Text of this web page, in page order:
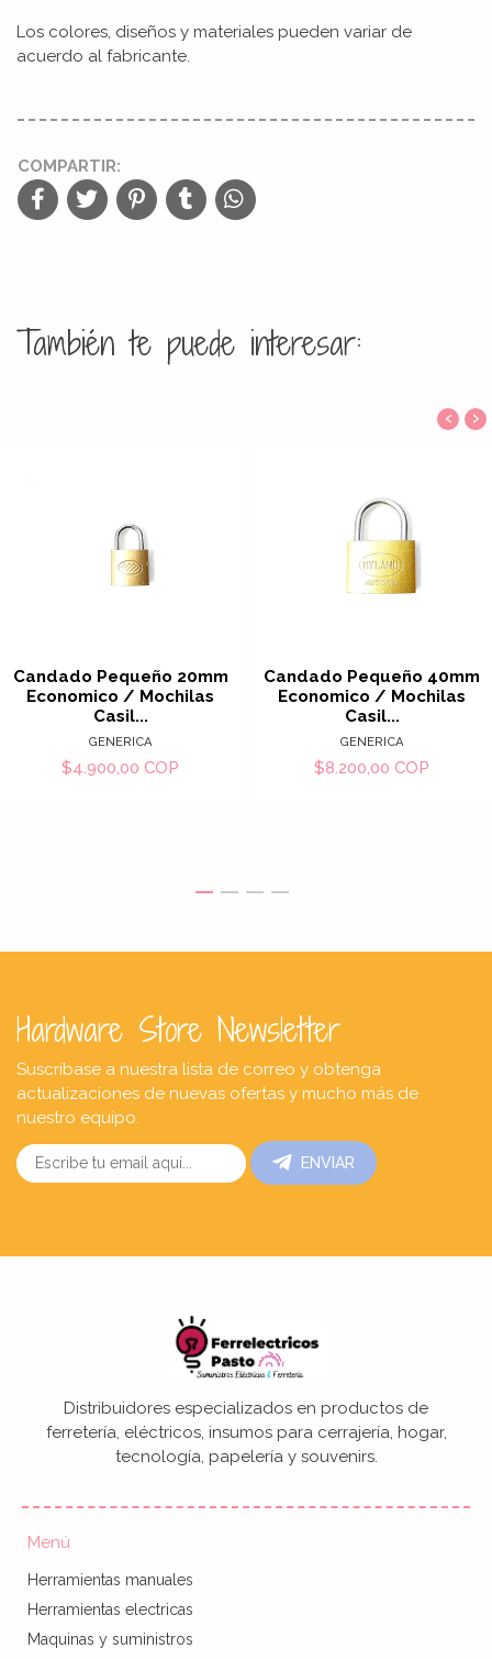
Los colores, diseños y materiales pueden variar de
acuerdo al fabricante.
COMPARTIR:
También te puede interesar:
Candado Pequeño 20mm
Economico / Mochilas
Casil...
GENERICA
$4.900,00 COP
Candado Pequeño 40mm
Economico / Mochilas
Casil...
GENERICA
$8.200,00 COP
‹ ›
Hardware Store Newsletter
Suscríbase a nuestra lista de correo y obtenga
actualizaciones de nuevas ofertas y mucho más de
nuestro equipo.
ENVIAR
Distribuidores especializados en productos de
ferretería, eléctricos, insumos para cerrajería, hogar,
tecnología, papelería y souvenirs.
Menú
Herramientas manuales
Herramientas electricas
Maquinas y suministros